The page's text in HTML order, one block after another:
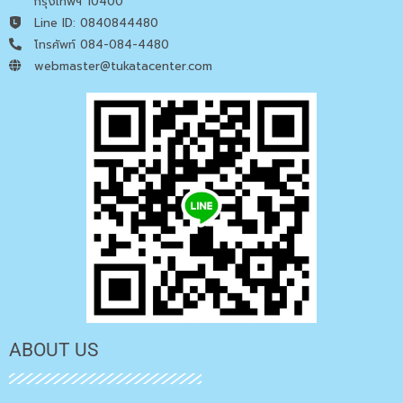
Line ID: 0840844480
โทรศัพท์ 084-084-4480
webmaster@tukatacenter.com
ABOUT US